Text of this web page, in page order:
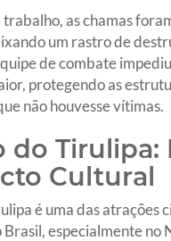
trabalho, as chamas
um rastro de
de combate
protegendo as
não houvesse vítimas.
do Tirulipa:
Cultural
é uma das atrações
Brasil, especialmente no